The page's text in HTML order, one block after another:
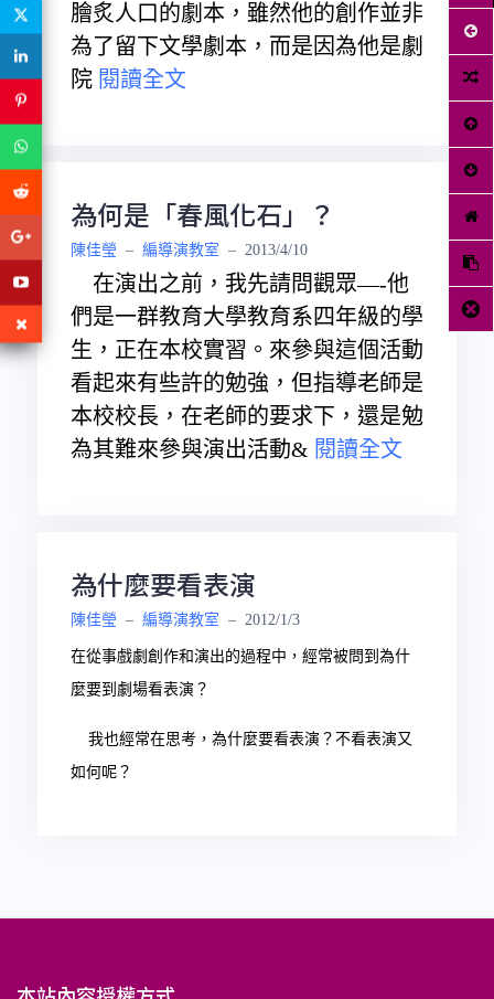
膾炙人口的劇本，雖然他的創作並非
為了留下文學劇本，而是因為他是劇
院 閱讀全文
為何是「春風化石」？
陳佳瑩 – 編導演教室 – 2013/4/10
在演出之前，我先請問觀眾—-他
們是一群教育大學教育系四年級的學
生，正在本校實習。來參與這個活動
看起來有些許的勉強，但指導老師是
本校校長，在老師的要求下，還是勉
為其難來參與演出活動& 閱讀全文
為什麼要看表演
陳佳瑩 – 編導演教室 – 2012/1/3
在從事戲劇創作和演出的過程中，經常被問到為什
麼要到劇場看表演？
我也經常在思考，為什麼要看表演？不看表演又
如何呢？